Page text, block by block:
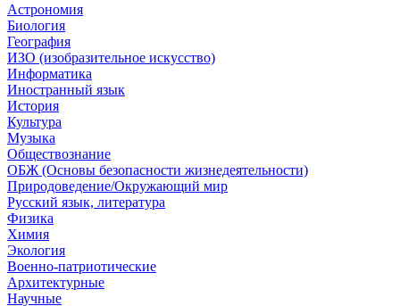
Астрономия
Биология
География
ИЗО (изобразительное искусство)
Информатика
Иностранный язык
История
Культура
Музыка
Обществознание
ОБЖ (Основы безопасности жизнедеятельности)
Природоведение/Окружающий мир
Русский язык, литература
Физика
Химия
Экология
Военно-патриотические
Архитектурные
Научные